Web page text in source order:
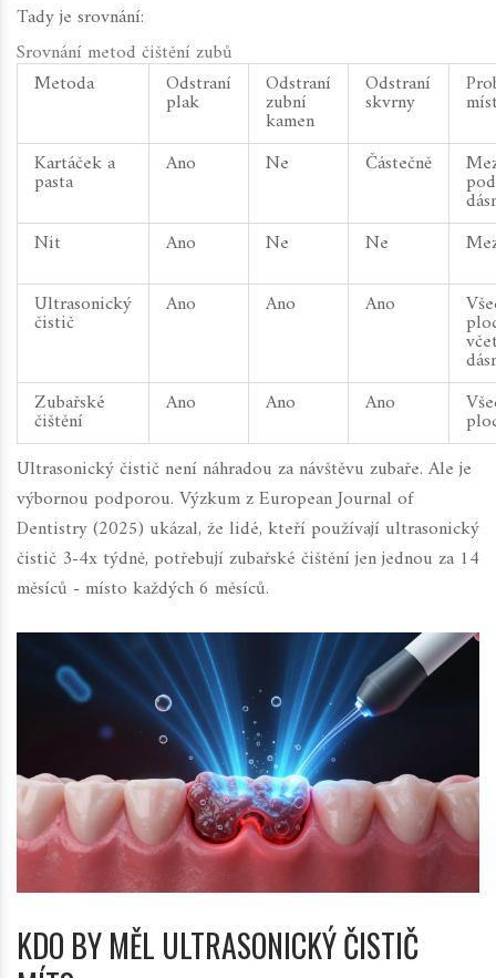
Tady je srovnání:
Srovnání metod čištění zubů
Metoda
Odstraní
plak
Odstraní
zubní
kamen
Odstraní
skvrny
Kartáček a
pasta
Ano Ne Částečně
pod
Nit
Ano Ne Ne
Ultrasonický
čistič
Ano Ano Ano
Zubařské
čištění
Ano Ano Ano
Ultrasonický čistič není náhradou za návštěvu zubaře. Ale je
výbornou podporou. Výzkum zEuropean Journal of
Dentistry(2025) ukázal, že lidé, kteří používají ultrasonický
čistič 3-4x týdně, potřebují zubařské čištění jen jednou za 14
měsíců - místo každých 6 měsíců.
KDO BY MĚL ULTRASONICKÝ ČISTIČ